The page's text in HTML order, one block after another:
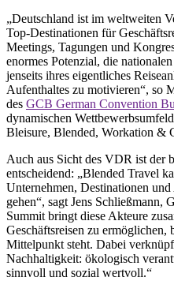
„Deutschland ist im weltweiten
Top-Destinationen für
Meetings, Tagungen und
enormes Potenzial, die
jenseits ihres eigentliches
Aufenthaltes zu motivieren“, so
des GCB German Convention
dynamischen
Bleisure, Blended, Workation &
Auch aus Sicht des VDR ist der
entscheidend: „Blended Travel
Unternehmen, Destinationen
gehen“, sagt Jens Schließmann,
Summit bringt diese Akteure
Geschäftsreisen zu ermöglichen,
Mittelpunkt steht. Dabei
Nachhaltigkeit: ökologisch
sinnvoll und sozial wertvoll.“